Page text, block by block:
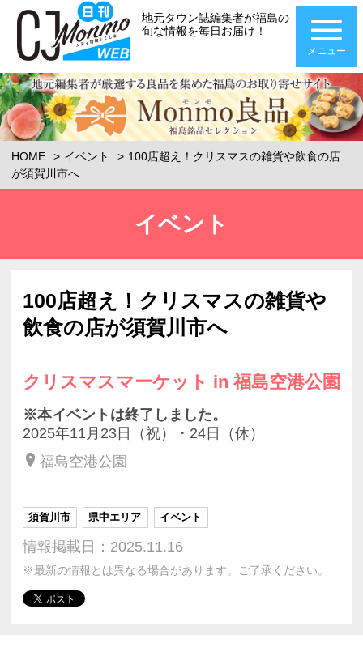
地元タウン誌編集者が福島の
旬な情報を毎日お届け！
メニュー
HOME イベント
100店超え！クリスマスの雑貨や飲食の店
が須賀川市へ
イベント
100店超え！クリスマスの雑貨や
飲食の店が須賀川市へ
クリスマスマーケット in 福島空港公園
※本イベントは終了しました。
2025年11月23日（祝）・24日（休）
福島空港公園
須賀川市 県中エリア イベント
情報掲載日：2025.11.16
※最新の情報とは異なる場合があります。ご了承ください。